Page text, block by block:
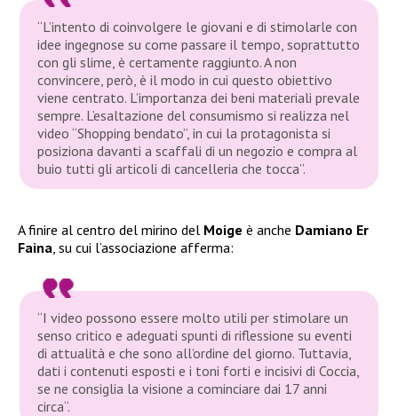
“L’intento di coinvolgere le giovani e di stimolarle con
idee ingegnose su come passare il tempo, soprattutto
con gli slime, è certamente raggiunto. A non
convincere, però, è il modo in cui questo obiettivo
viene centrato. L’importanza dei beni materiali prevale
sempre. L’esaltazione del consumismo si realizza nel
video “Shopping bendato”, in cui la protagonista si
posiziona davanti a scaffali di un negozio e compra al
buio tutti gli articoli di cancelleria che tocca”.
A finire al centro del mirino del Moige è anche Damiano Er
Faina , su cui l’associazione afferma:
“I video possono essere molto utili per stimolare un
senso critico e adeguati spunti di riflessione su eventi
di attualità e che sono all’ordine del giorno. Tuttavia,
dati i contenuti esposti e i toni forti e incisivi di Coccia,
se ne consiglia la visione a cominciare dai 17 anni
circa“.